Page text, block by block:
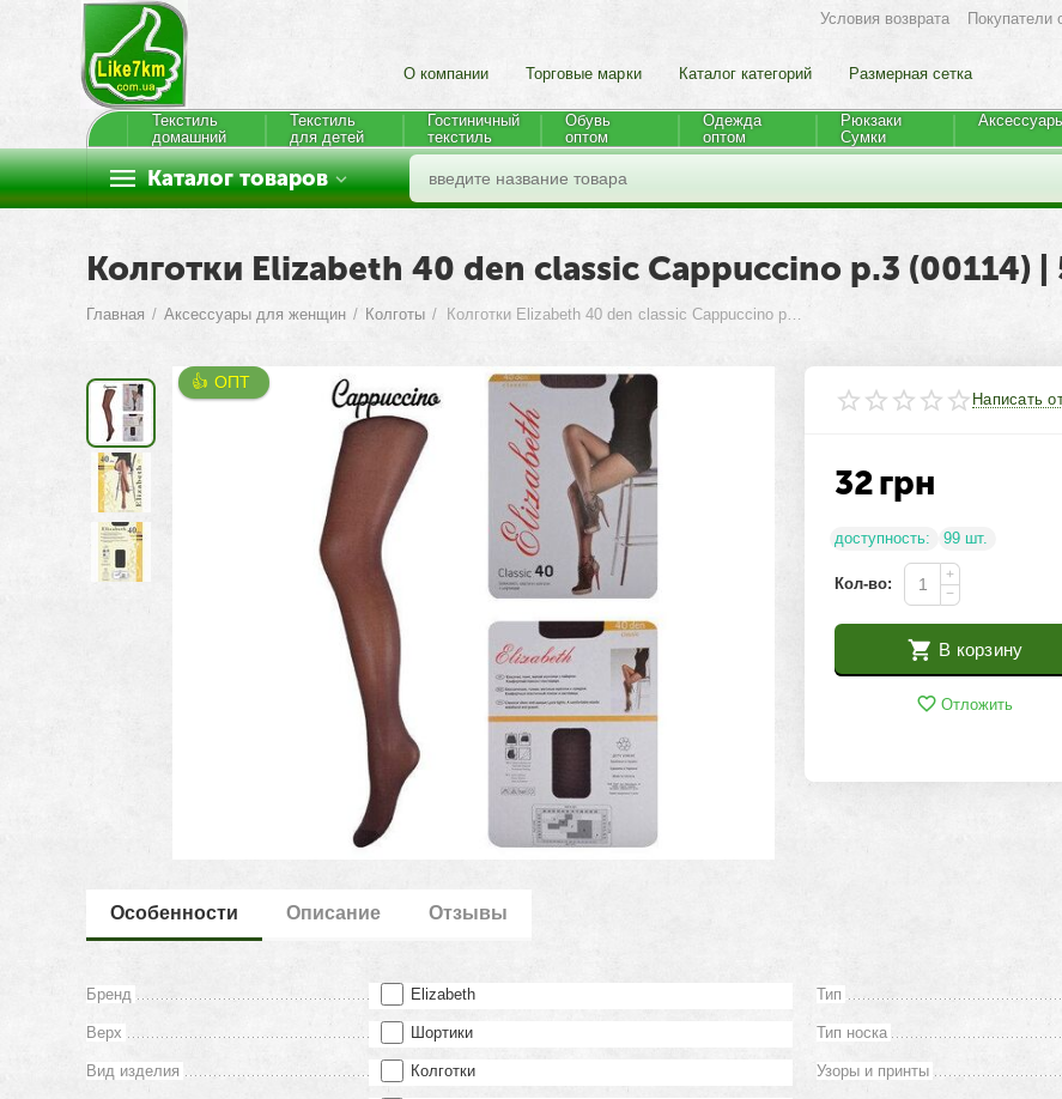
Условия возврата Покупатели
О компании Торговые марки Каталог категорий Размерная сетка
Текстиль
домашний
Текстиль
для детей
Гостиничный
текстиль
Обувь
оптом
Одежда
оптом
Рюкзаки
Cумки
Каталог товаров
Колготки Elizabeth 40 den classic Cappuccino р.3 (00114) |
Главная / Аксессуары для женщин / Колготы / Колготки Elizabeth 40 den classic Cappuccino р.3 (00114) | 5 шт.
Написать
32грн
доступность: 99 шт.
Кол-во:
+
−
В корзину
Отложить
Особенности Описание Отзывы
Бренд Elizabeth
Верх Шортики
Вид изделия Колготки
Тип
Тип носка
Узоры и принты